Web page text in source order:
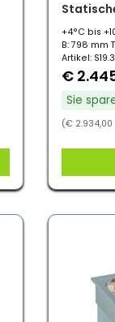
+4°C bis
B: 798 mm
Artikel:
€
Sie
(€ 2.934,00